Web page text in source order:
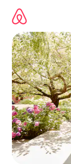
contenido